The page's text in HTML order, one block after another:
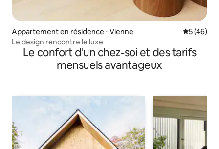
Appartement en résidence ⋅ Vienne
5 (46)
Le design rencontre le luxe
Le confort d'un chez-soi et des tarifs
mensuels avantageux